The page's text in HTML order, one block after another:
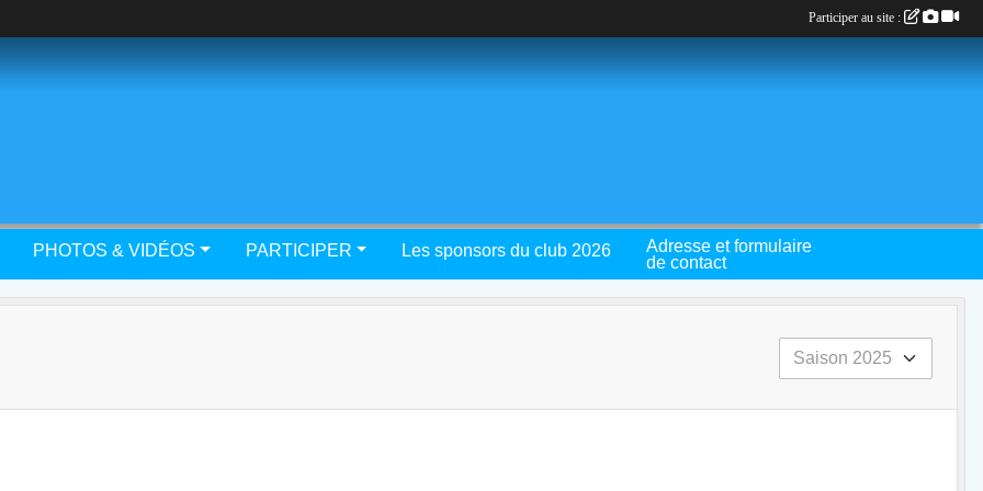
PHOTOS & VIDÉOS PARTICIPER Les sponsors du club 2026
Adresse et formulaire
de contact
Participer au site :